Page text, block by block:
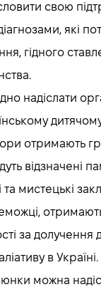
свою
які
гідного
надіслати
отримають
відзначені
мистецькі
за долучення
в Україні.
можна